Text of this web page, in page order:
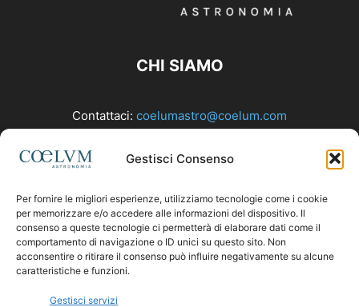
Gestisci Consenso
Per fornire le migliori esperienze, utilizziamo tecnologie come i cookie
per memorizzare e/o accedere alle informazioni del dispositivo. Il
consenso a queste tecnologie ci permetterà di elaborare dati come il
comportamento di navigazione o ID unici su questo sito. Non
acconsentire o ritirare il consenso può influire negativamente su alcune
caratteristiche e funzioni.
Gestisci servizi
CHI SIAMO
Contattaci: coelumastro@coelum.com
SEGUICI